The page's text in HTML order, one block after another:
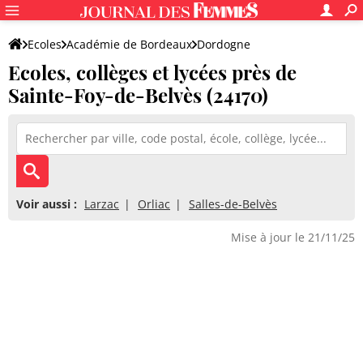
Ecoles Académie de Bordeaux Dordogne
Ecoles, collèges et lycées près de
Sainte-Foy-de-Belvès (24170)
Voir aussi : Larzac Orliac Salles-de-Belvès
Mise à jour le 21/11/25